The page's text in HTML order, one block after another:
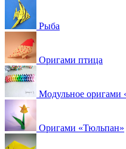
Рыба
Оригами птица
Модульное оригами
Оригами «Тюльпан»